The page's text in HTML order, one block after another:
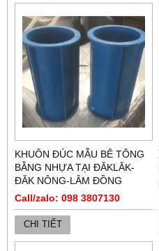
KHUÔN ĐÚC MẪU BÊ TÔNG
BẰNG NHỰA TẠI ĐĂKLĂK-
ĐĂK NÔNG-LÂM ĐỒNG
Call/zalo: 098 3807130
CHI TIẾT